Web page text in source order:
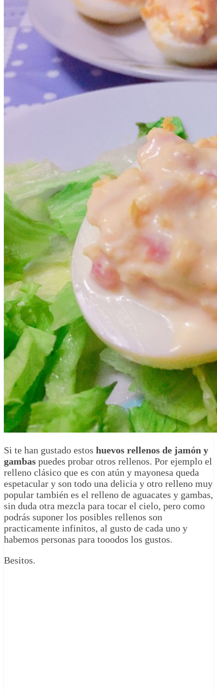
Si te han gustado estos huevos rellenos de jamón y
gambas puedes probar otros rellenos. Por ejemplo el
relleno clásico que es con atún y mayonesa queda
espetacular y son todo una delicia y otro relleno muy
popular también es el relleno de aguacates y gambas,
sin duda otra mezcla para tocar el cielo, pero como
podrás suponer los posibles rellenos son
practicamente infinitos, al gusto de cada uno y
habemos personas para tooodos los gustos.
Besitos.